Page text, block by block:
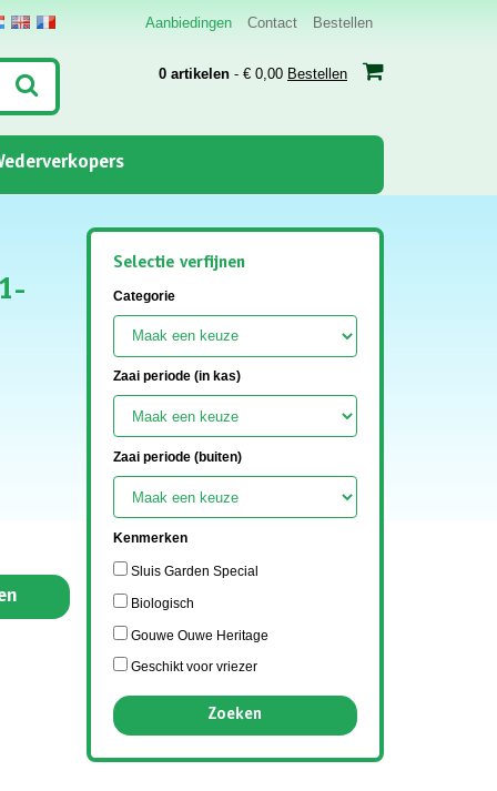
Aanbiedingen Contact Bestellen
0 artikelen - € 0,00 Bestellen
Selectie verfijnen
Categorie
Zaai periode (in kas)
Zaai periode (buiten)
Kenmerken
Sluis Garden Special
Biologisch
Gouwe Ouwe Heritage
Geschikt voor vriezer